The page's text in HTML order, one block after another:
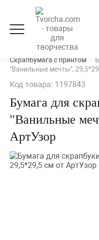
Скрапбукинг
Скрапбумага с принтом
"Ванильные мечты",
Код товара: 1197843
Бумага для
"Ванильные
АртУзор